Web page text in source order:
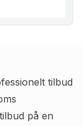
tilbud
på en